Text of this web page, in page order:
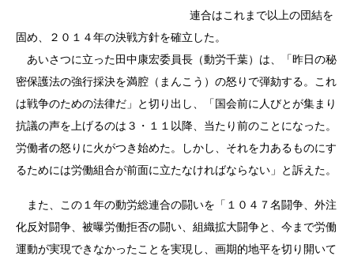
連合はこれまで以上の団結を
固め、２０１４年の決戦方針を確立した。
あいさつに立った田中康宏委員長（動労千葉）は、「昨日の秘
密保護法の強行採決を満腔（まんこう）の怒りで弾劾する。これ
は戦争のための法律だ」と切り出し、「国会前に人びとが集まり
抗議の声を上げるのは３・１１以降、当たり前のことになった。
労働者の怒りに火がつき始めた。しかし、それを力あるものにす
るためには労働組合が前面に立たなければならない」と訴えた。
また、この１年の動労総連合の闘いを「１０４７名闘争、外注
化反対闘争、被曝労働拒否の闘い、組織拡大闘争と、今まで労働
運動が実現できなかったことを実現し、画期的地平を切り開いて